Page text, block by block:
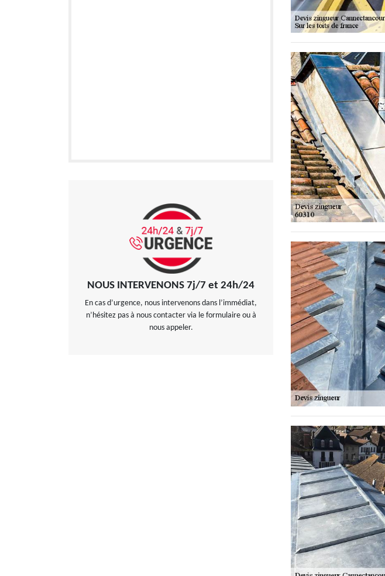
NOUS INTERVENONS 7j/7 et 24h/24
En cas d’urgence, nous intervenons dans l’immédiat,
n’hésitez pas à nous contacter via le formulaire ou à
nous appeler.